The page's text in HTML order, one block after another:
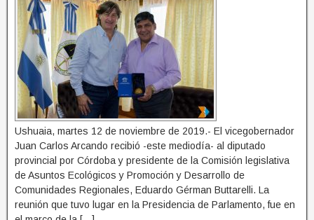
Ushuaia, martes 12 de noviembre de 2019.- El vicegobernador
Juan Carlos Arcando recibió -este mediodía- al diputado
provincial por Córdoba y presidente de la Comisión legislativa
de Asuntos Ecológicos y Promoción y Desarrollo de
Comunidades Regionales, Eduardo Gérman Buttarelli. La
reunión que tuvo lugar en la Presidencia de Parlamento, fue en